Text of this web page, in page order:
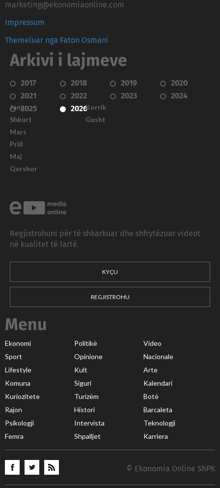
marketing@ekonomiaonline.com
Impressum
Themeluar nga Faton Osmani
Arkivi i lajmeve
2017 2018 2019
2020
2021
2022 2023
2024
2025
2026
Janar
Shkurt
Mars
Prill
Maj
Qershor
Korrik
Gusht
Regjistrohuni për të shkarkuar dhe shfrytëzuar videot
në kualitet të lartë.
KYÇU
REGJISTROHU
Menu
Ekonomi Politikë
Video
Sport
Opinione
Nacionale
Lifestyle
Kult
Arte
Komuna
Siguri
Kalendari
Kuriozitete
Turizëm
Botë
Rajon
Histori
Barcaleta
Psikologji
Intervista
Teknologji
Femra
Shpalljet Karriera
© Ekonomia Online ShPK